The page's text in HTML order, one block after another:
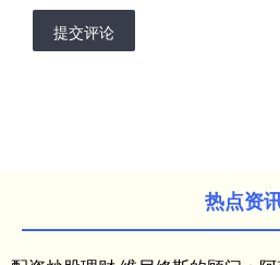
提交评论
热点资